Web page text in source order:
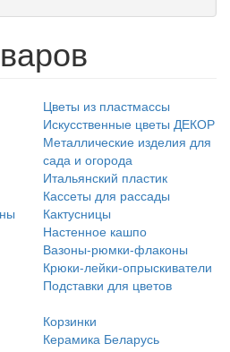
Цветы из пластмассы
Искусственные цветы ДЕКОР
Металлические изделия для
сада и огорода
Итальянский пластик
Кассеты для рассады
Кактусницы
Настенное кашпо
Вазоны-рюмки-флаконы
Крюки-лейки-опрыскиватели
Подставки для цветов
Корзинки
Керамика Беларусь